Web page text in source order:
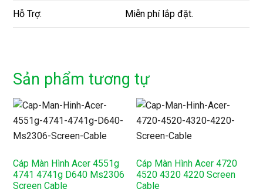
Hỗ Trợ: Miễn phí lắp đặt.
Sản phẩm tương tự
Cáp Màn Hình Acer 4551g
4741 4741g D640 Ms2306
Screen Cable
Cáp Màn Hình Acer 4720
4520 4320 4220 Screen
Cable